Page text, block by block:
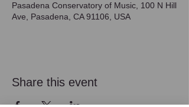
Pasadena Conservatory of Music, 100 N Hill
Ave, Pasadena, CA 91106, USA
Share this event